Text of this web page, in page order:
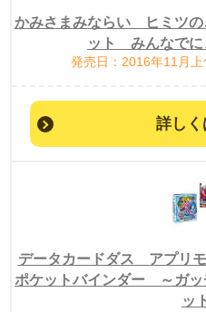
かみさまみならい ヒミツ
ット みんなでに
発売日：2016年11月
詳しく
データカードダス アプリ
ポケットバインダー ～ガッ
ッ